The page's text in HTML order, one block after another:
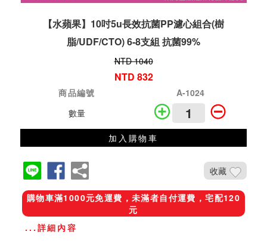
【水蘋果】10吋5u長效抗菌PP濾心組合(樹
脂/UDF/CTO) 6-8支組 抗菌99%
NTD 1040
NTD 832
商品編號
A-1024
數量
加入購物車
收藏
購物車滿1000元免運費，未滿者自付運費，宅配120
元
...詳細內容